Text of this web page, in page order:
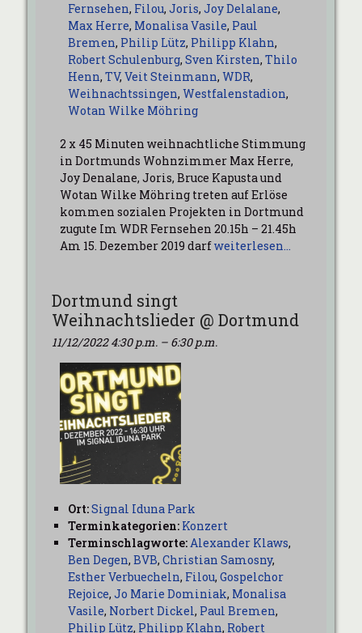
Fernsehen, Filou, Joris, Joy Delalane,
Max Herre, Monalisa Vasile, Paul
Bremen, Philip Lütz, Philipp Klahn,
Robert Schulenburg, Sven Kirsten, Thilo
Henn, TV, Veit Steinmann, WDR,
Weihnachtssingen, Westfalenstadion,
Wotan Wilke Möhring
2 x 45 Minuten weihnachtliche Stimmung
in Dortmunds Wohnzimmer Max Herre,
Joy Denalane, Joris, Bruce Kapusta und
Wotan Wilke Möhring treten auf Erlöse
kommen sozialen Projekten in Dortmund
zugute Im WDR Fernsehen 20.15h – 21.45h
Am 15. Dezember 2019 darfweiterlesen…
Dortmund singt
Weihnachtslieder @ Dortmund
11/12/2022 4:30 p.m. – 6:30 p.m.
Ort:Signal Iduna Park
Terminkategorien: Konzert
Terminschlagworte:Alexander Klaws,
Ben Degen, BVB, Christian Samosny,
Esther Verbuecheln, Filou, Gospelchor
Rejoice, Jo Marie Dominiak, Monalisa
Vasile, Norbert Dickel, Paul Bremen,
Philip Lütz, Philipp Klahn, Robert